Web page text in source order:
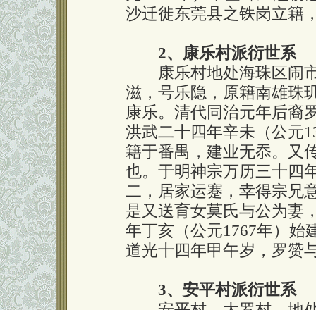
沙迁徙东莞县之铁岗立籍
2、康乐村派衍世系
康乐村地处海珠区闹市
滋，号乐隐，原籍南雄珠
康乐。清代同治元年后裔
洪武二十四年辛未（公元
籍于番禺，建业无忝。又
也。于明神宗万历三十四
二，居家运蹇，幸得宗兄
是又送育女莫氏与公为妻
年丁亥（公元1767年）始
道光十四年甲午岁，罗赞
3、安平村派衍世系